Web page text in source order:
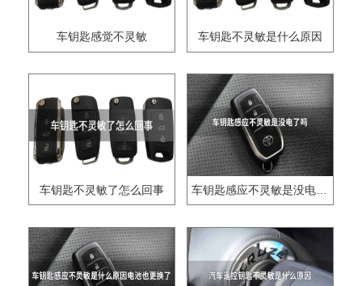
车钥匙感觉不灵敏 车钥匙不灵敏是什么原因
车钥匙不灵敏了怎么回事 车钥匙感应不灵敏是没电了吗